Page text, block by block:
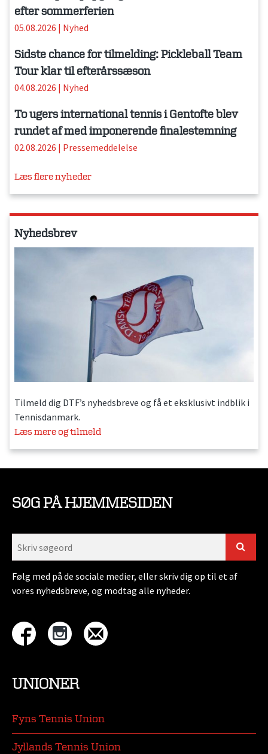
efter sommerferien
05.08.2026 | Nyhed
Sidste chance for tilmelding: Pickleball Team
Tour klar til efterårssæson
04.08.2026 | Nyhed
To ugers international tennis i Gentofte blev
rundet af med imponerende finalestemning
02.08.2026 | Pressemeddelelse
Læs flere nyheder
Nyhedsbrev
Tilmeld dig DTF’s nyhedsbreve og få et eksklusivt indblik i
Tennisdanmark.
Læs mere og tilmeld
SØG PÅ HJEMMESIDEN
Følg med på de sociale medier, eller skriv dig op til et af
vores nyhedsbreve, og modtag alle nyheder.
UNIONER
Fyns Tennis Union
Jyllands Tennis Union